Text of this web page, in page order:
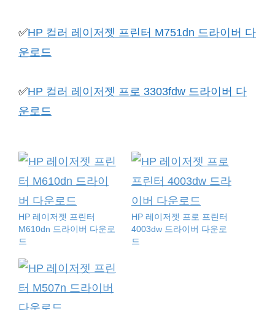
✅HP 컬러 레이저젯 프린터 M751dn 드라이버 다
운로드
✅HP 컬러 레이저젯 프로 3303fdw 드라이버 다
운로드
HP 레이저젯 프린터
M610dn 드라이버 다운로
드
HP 레이저젯 프로 프린터
4003dw 드라이버 다운로
드